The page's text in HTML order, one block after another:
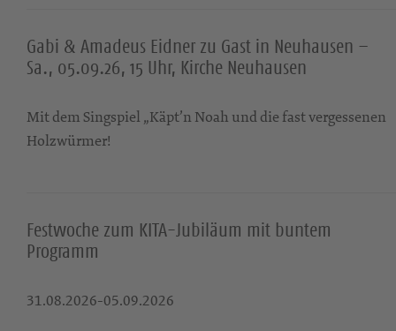
Gabi & Amadeus Eidner zu Gast in Neuhausen –
Sa., 05.09.26, 15 Uhr, Kirche Neuhausen
Mit dem Singspiel „Käpt’n Noah und die fast vergessenen
Holzwürmer!
Festwoche zum KITA-Jubiläum mit buntem
Programm
31.08.2026-05.09.2026